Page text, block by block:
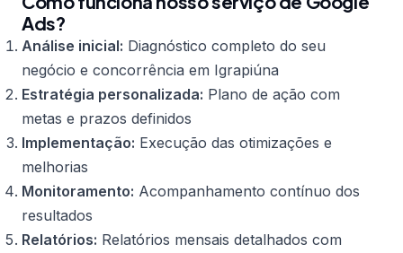
Ads?
Análise inicial: Diagnóstico completo do seu
negócio e concorrência em Igrapiúna
Estratégia personalizada: Plano de ação com
metas e prazos definidos
Implementação: Execução das otimizações e
melhorias
Monitoramento: Acompanhamento contínuo dos
resultados
Relatórios: Relatórios mensais detalhados com